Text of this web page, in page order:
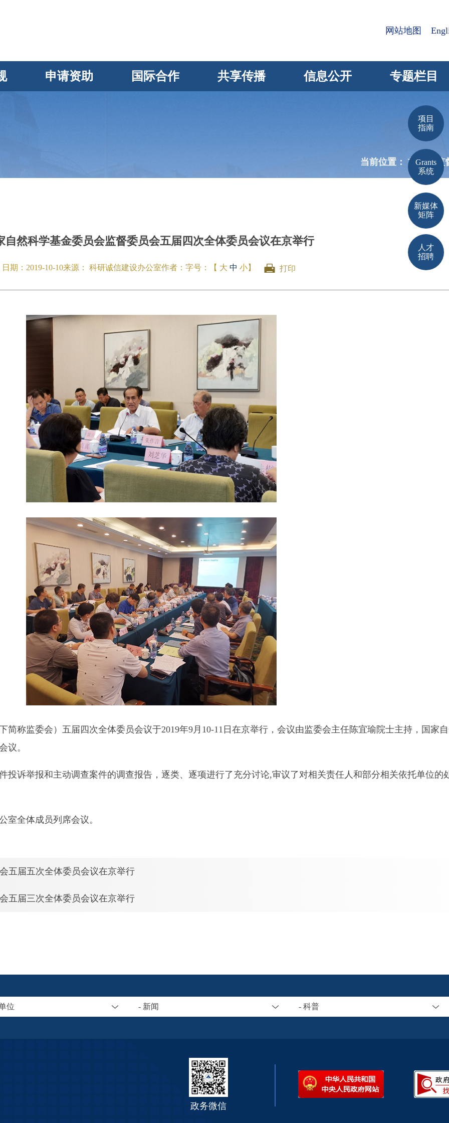
网站地图
申请资助 国际合作 共享传播 信息公开 专题栏目
当前位置： 首页 >监
自然科学基金委员会监督委员会五届四次全体委员会议在京举行
日期： 2019-10-10来源： 科研诚信建设办公室作者： 字号：【 大 中 小】 打印
监委会）五届四次全体委员会议于2019年9月10-11日在京举行，会议由监委会主任陈宜瑜院士主持，国家
议。
举报和主动调查案件的调查报告，逐类、逐项进行了充分讨论,审议了对相关责任人和部分相关依托单位的
全体成员列席会议。
五届五次全体委员会议在京举行
五届三次全体委员会议在京举行
位 - 新闻 - 科普
政务微信
项目
指南
Grants
系统
新媒体
矩阵
人才
招聘